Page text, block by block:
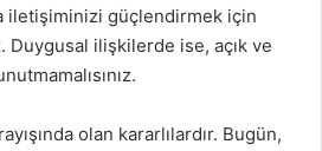
iletişiminizi güçlendirmek için
Duygusal ilişkilerde ise, açık ve
olan kararlılardır. Bugün,